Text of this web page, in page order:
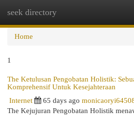
seek directory
Home
1
The Ketulusan Pengobatan Holistik:
Komprehensif Untuk Kesejahteraan
Internet
65 days ago
The Kejujuran Pengobatan Holistik